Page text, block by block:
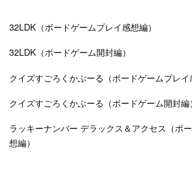
32LDK（ボードゲームプレイ感想編）
32LDK（ボードゲーム開封編）
クイズすごろくかぶーる（ボードゲームプレイ
クイズすごろくかぶーる（ボードゲーム開封編）
ラッキーナンバー デラックス＆アクセス（ボ
想編）